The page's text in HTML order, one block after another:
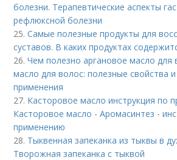
болезни. Терапевтические аспекты
рефлюксной болезни
25.Самые полезные продукты для
суставов. В каких продуктах
26.Чем полезно аргановое масло для
масло для волос: полезные свойства
применения
27. Касторовое масло инструкция по
Касторовое масло - Аромасинтез -
применению
28. Тыквенная запеканка из тыквы в
Творожная запеканка с тыквой